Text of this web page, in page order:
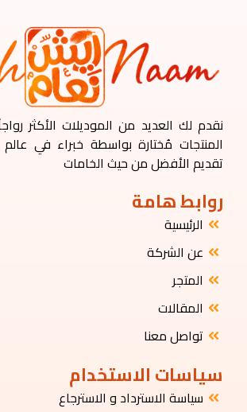
نقدم لك العديد من الموديلات الأكثر
المنتجات مُختارة بواسطة خبراء في
تقديم الأفضل من حيث الخامات
روابط هامة
الرئيسية
عن الشركة
المتجر
المقالات
تواصل معنا
سياسات الاستخدام
سياسة الاسترداد و الاسترجاع